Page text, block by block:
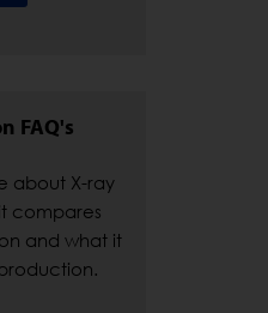
FAQ's
about X-ray
compares
and what it